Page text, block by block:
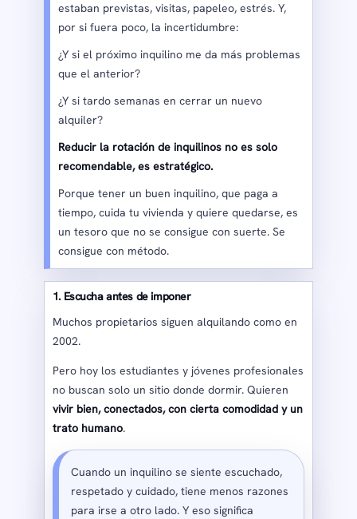
estaban previstas, visitas, papeleo, estrés. Y,
por si fuera poco, la incertidumbre:
¿Y si el próximo inquilino me da más problemas
que el anterior?
¿Y si tardo semanas en cerrar un nuevo
alquiler?
Reducir la rotación de inquilinos no es solo
recomendable, es estratégico.
Porque tener un buen inquilino, que paga a
tiempo, cuida tu vivienda y quiere quedarse, es
un tesoro que no se consigue con suerte. Se
consigue con método.
1. Escucha antes de imponer
Muchos propietarios siguen alquilando como en
2002.
Pero hoy los estudiantes y jóvenes profesionales
no buscan solo un sitio donde dormir. Quieren
vivir bien, conectados, con cierta comodidad y un
trato humano.
Cuando un inquilino se siente escuchado,
respetado y cuidado, tiene menos razones
para irse a otro lado. Y eso significa